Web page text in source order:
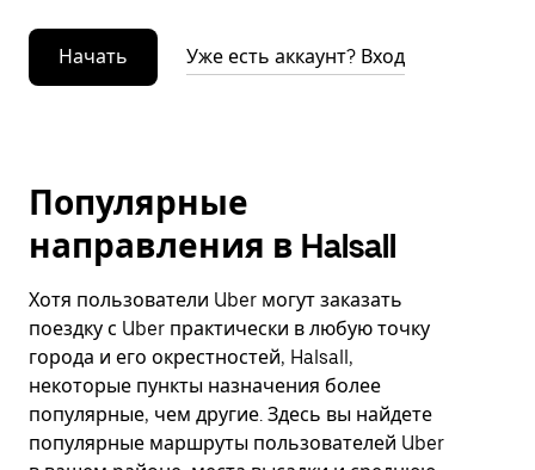
Начать Уже есть аккаунт? Вход
Популярные
направления в Halsall
Хотя пользователи Uber могут заказать
поездку с Uber практически в любую точку
города и его окрестностей, Halsall,
некоторые пункты назначения более
популярные, чем другие. Здесь вы найдете
популярные маршруты пользователей Uber